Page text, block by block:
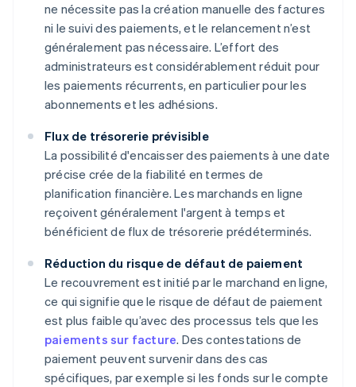
ne nécessite pas la création manuelle des factures
ni le suivi des paiements, et le relancement n’est
généralement pas nécessaire. L’effort des
administrateurs est considérablement réduit pour
les paiements récurrents, en particulier pour les
abonnements et les adhésions.
Flux de trésorerie prévisible
La possibilité d'encaisser des paiements à une date
précise crée de la fiabilité en termes de
planification financière. Les marchands en ligne
reçoivent généralement l'argent à temps et
bénéficient de flux de trésorerie prédéterminés.
Réduction du risque de défaut de paiement
Le recouvrement est initié par le marchand en ligne,
ce qui signifie que le risque de défaut de paiement
est plus faible qu’avec des processus tels que les
paiements sur facture. Des contestations de
paiement peuvent survenir dans des cas
spécifiques, par exemple si les fonds sur le compte